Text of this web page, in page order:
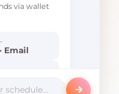
via wallet
Email
schedule…